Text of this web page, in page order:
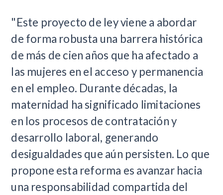
"Este proyecto de ley viene a abordar
de forma robusta una barrera histórica
de más de cien años que ha afectado a
las mujeres en el acceso y permanencia
en el empleo. Durante décadas, la
maternidad ha significado limitaciones
en los procesos de contratación y
desarrollo laboral, generando
desigualdades que aún persisten. Lo que
propone esta reforma es avanzar hacia
una responsabilidad compartida del